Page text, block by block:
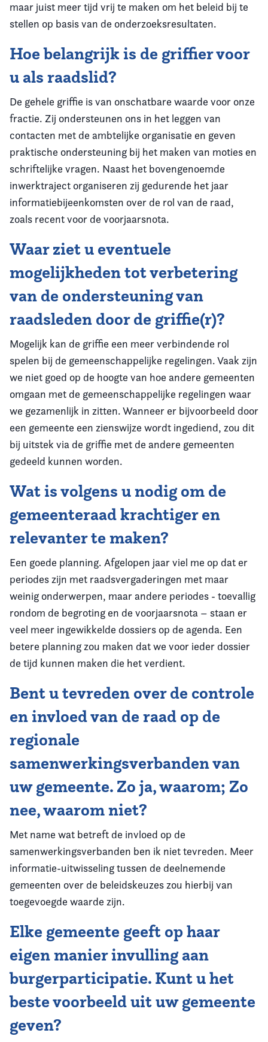
maar juist meer tijd vrij te maken om het beleid bij te
stellen op basis van de onderzoeksresultaten.
Hoe belangrijk is de griffier voor
u als raadslid?
De gehele griffie is van onschatbare waarde voor onze
fractie. Zij ondersteunen ons in het leggen van
contacten met de ambtelijke organisatie en geven
praktische ondersteuning bij het maken van moties en
schriftelijke vragen. Naast het bovengenoemde
inwerktraject organiseren zij gedurende het jaar
informatiebijeenkomsten over de rol van de raad,
zoals recent voor de voorjaarsnota.
Waar ziet u eventuele
mogelijkheden tot verbetering
van de ondersteuning van
raadsleden door de griffie(r)?
Mogelijk kan de griffie een meer verbindende rol
spelen bij de gemeenschappelijke regelingen. Vaak zijn
we niet goed op de hoogte van hoe andere gemeenten
omgaan met de gemeenschappelijke regelingen waar
we gezamenlijk in zitten. Wanneer er bijvoorbeeld door
een gemeente een zienswijze wordt ingediend, zou dit
bij uitstek via de griffie met de andere gemeenten
gedeeld kunnen worden.
Wat is volgens u nodig om de
gemeenteraad krachtiger en
relevanter te maken?
Een goede planning. Afgelopen jaar viel me op dat er
periodes zijn met raadsvergaderingen met maar
weinig onderwerpen, maar andere periodes - toevallig
rondom de begroting en de voorjaarsnota – staan er
veel meer ingewikkelde dossiers op de agenda. Een
betere planning zou maken dat we voor ieder dossier
de tijd kunnen maken die het verdient.
Bent u tevreden over de controle
en invloed van de raad op de
regionale
samenwerkingsverbanden van
uw gemeente. Zo ja, waarom; Zo
nee, waarom niet?
Met name wat betreft de invloed op de
samenwerkingsverbanden ben ik niet tevreden. Meer
informatie-uitwisseling tussen de deelnemende
gemeenten over de beleidskeuzes zou hierbij van
toegevoegde waarde zijn.
Elke gemeente geeft op haar
eigen manier invulling aan
burgerparticipatie. Kunt u het
beste voorbeeld uit uw gemeente
geven?